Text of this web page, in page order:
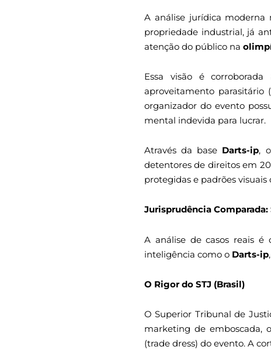
A análise jurídica moderna
propriedade industrial, já
atenção do público na
Essa visão é
aproveitamento parasitário (
organizador do evento
mental indevida para lucrar.
Através da base Darts-ip,
detentores de direitos em
protegidas e padrões
Jurisprudência Comparada:
A análise de casos reais
inteligência como o Darts-ip
O Rigor do STJ (Brasil)
O Superior Tribunal de
marketing de emboscada,
(trade dress) do evento. A